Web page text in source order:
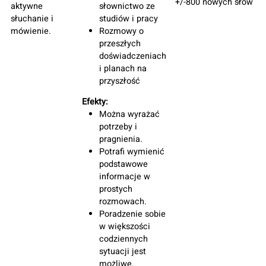
szybko nabrać
pewności
najbliższej
okolicy
Codzienne
sytuacje w
mieście
dialogi
Wyrażanie i
formułowanie
podstawowych
potrzeb.
Słownictwo
codzienne
+/-600 nowych
Sytuacje w